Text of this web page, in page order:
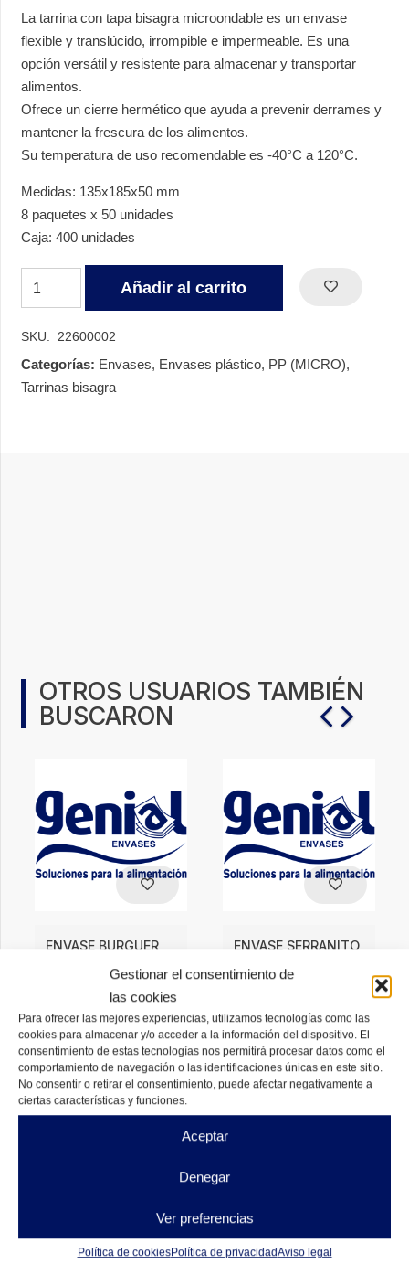
Gestionar el consentimiento de
las cookies
Para ofrecer las mejores experiencias, utilizamos tecnologías como las
cookies para almacenar y/o acceder a la información del dispositivo. El
consentimiento de estas tecnologías nos permitirá procesar datos como el
comportamiento de navegación o las identificaciones únicas en este sitio.
No consentir o retirar el consentimiento, puede afectar negativamente a
ciertas características y funciones.
Aceptar
Denegar
Ver preferencias
Política de cookiesPolítica de privacidadAviso legal
La tarrina con tapa bisagra microondable es un envase
flexible y translúcido, irrompible e impermeable. Es una
opción versátil y resistente para almacenar y transportar
alimentos.
Ofrece un cierre hermético que ayuda a prevenir derrames y
mantener la frescura de los alimentos.
Su temperatura de uso recomendable es -40°C a 120°C.
Medidas: 135x185x50 mm
8 paquetes x 50 unidades
Caja: 400 unidades
600
CC
Añadir al carrito
SKU: 22600002
Categorías: Envases, Envases plástico, PP (MICRO),
Tarrinas bisagra
OTROS USUARIOS TAMBIÉN
BUSCARON
ENVASE BURGUER
DESDE
DISPONIBLES
ENVASE SERRANITO
DISPONIBLES